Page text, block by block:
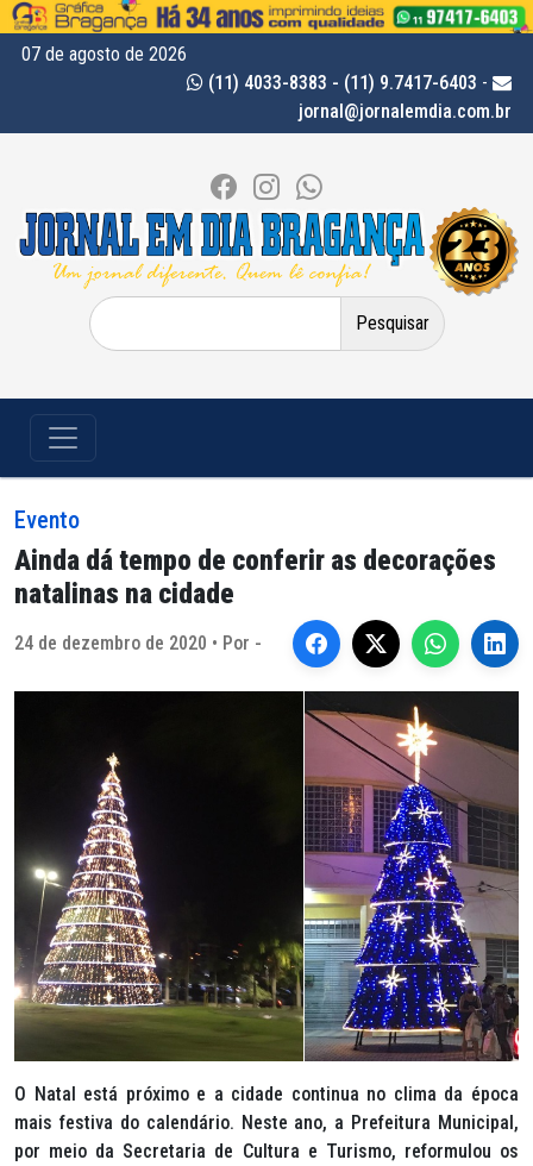
07 de agosto de 2026
(11) 4033-8383 - (11) 9.7417-6403 -
jornal@jornalemdia.com.br
Pesquisar
por:
Evento
Ainda dá tempo de conferir as decorações
natalinas na cidade
24 de dezembro de 2020 • Por -
O Natal está próximo e a cidade continua no clima da época
mais festiva do calendário. Neste ano, a Prefeitura Municipal,
por meio da Secretaria de Cultura e Turismo, reformulou os